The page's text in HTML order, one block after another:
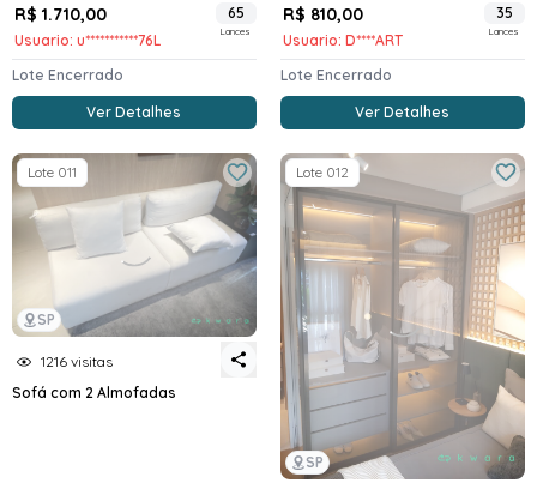
R$ 1.710,00
Usuario: u***********76L
65
Lances
Lote Encerrado
Ver Detalhes
R$ 810,00
Usuario: D****ART
35
Lances
Lote Encerrado
Ver Detalhes
SP
Lote 011
1216 visitas
Sofá com 2 Almofadas
SP
Lote 012